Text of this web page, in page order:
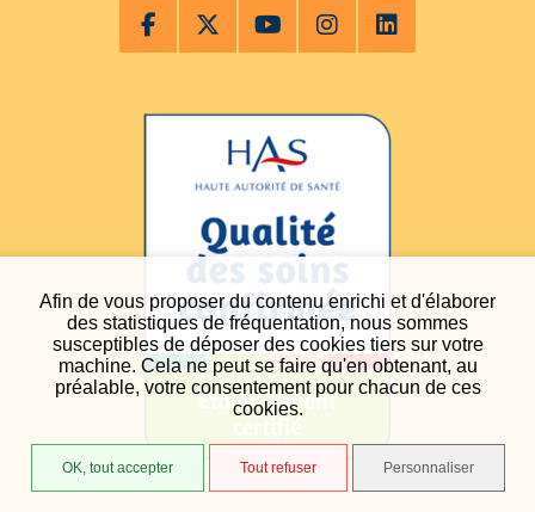
Afin de vous proposer du contenu enrichi et d'élaborer
des statistiques de fréquentation, nous sommes
susceptibles de déposer des cookies tiers sur votre
machine. Cela ne peut se faire qu'en obtenant, au
préalable, votre consentement pour chacun de ces
cookies.
OK, tout accepter Tout refuser Personnaliser